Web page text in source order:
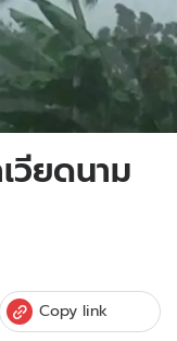
วียดนาม
Copy link